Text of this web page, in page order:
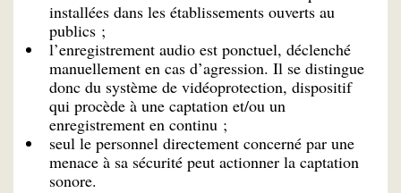
installées dans les établissements ouverts au
publics ;
l’enregistrement audio est ponctuel, déclenché
manuellement en cas d’agression. Il se distingue
donc du système de vidéoprotection, dispositif
qui procède à une captation et/ou un
enregistrement en continu ;
seul le personnel directement concerné par une
menace à sa sécurité peut actionner la captation
sonore.